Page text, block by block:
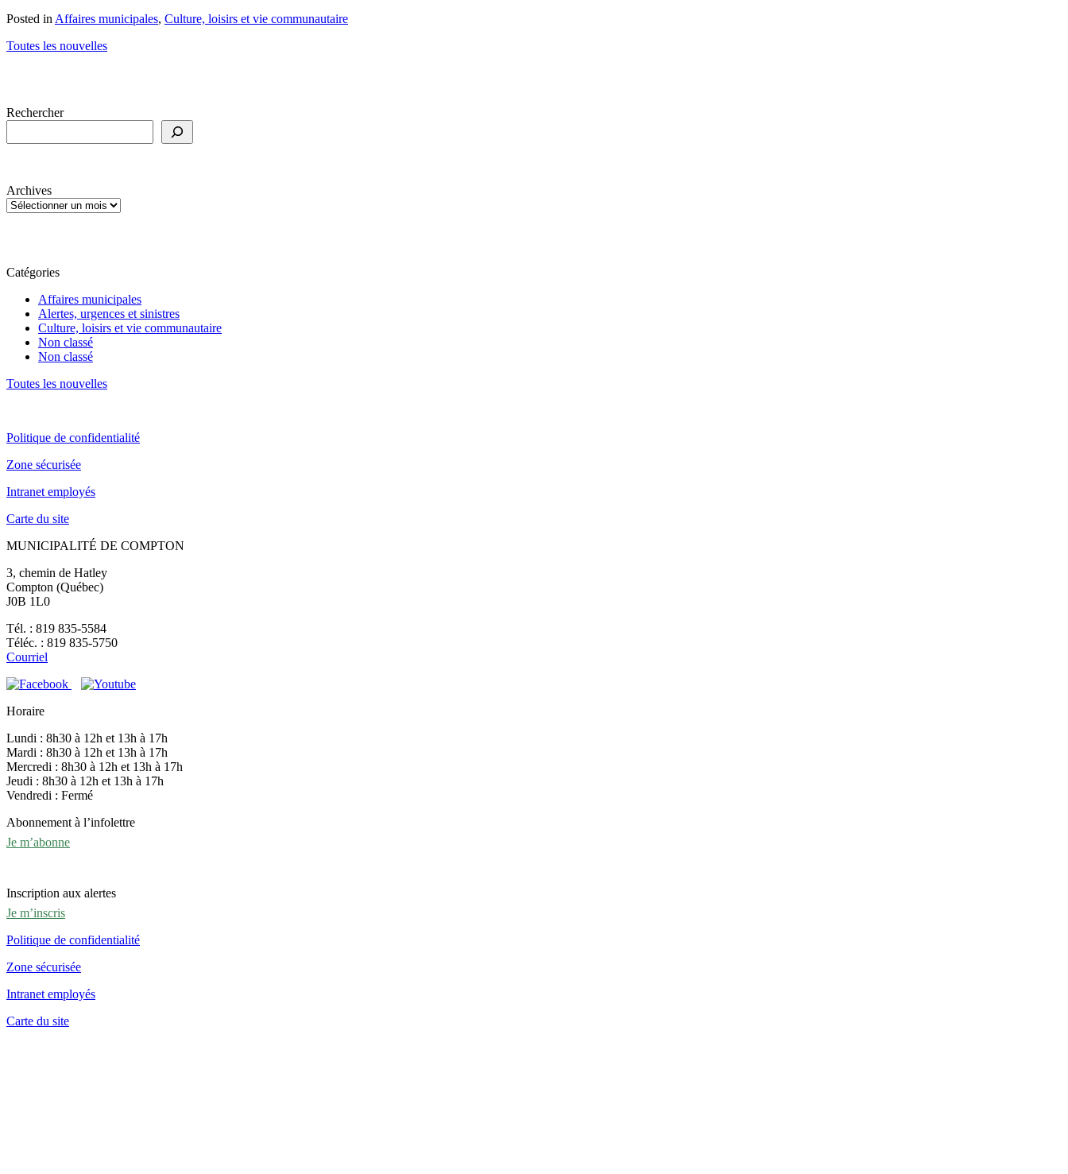
Posted in Affaires municipales, Culture, loisirs et vie communautaire
Toutes les nouvelles
Rechercher
Archives
Catégories
Affaires municipales
Alertes, urgences et sinistres
Culture, loisirs et vie communautaire
Non classé
Non classé
Toutes les nouvelles
Politique de confidentialité
Zone sécurisée
Intranet employés
Carte du site
MUNICIPALITÉ DE COMPTON
3, chemin de Hatley
Compton (Québec)
J0B 1L0
Tél. : 819 835-5584
Téléc. : 819 835-5750
Courriel
Horaire
Lundi : 8h30 à 12h et 13h à 17h
Mardi : 8h30 à 12h et 13h à 17h
Mercredi : 8h30 à 12h et 13h à 17h
Jeudi : 8h30 à 12h et 13h à 17h
Vendredi : Fermé
Abonnement à l’infolettre
Je m’abonne
Inscription aux alertes
Je m’inscris
Politique de confidentialité
Zone sécurisée
Intranet employés
Carte du site